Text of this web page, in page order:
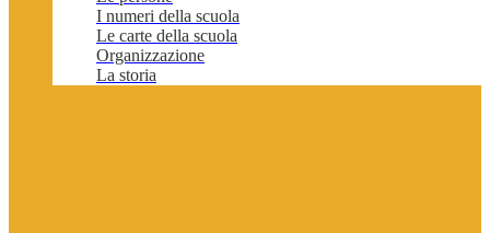
I numeri della scuola
Le carte della scuola
Organizzazione
La storia